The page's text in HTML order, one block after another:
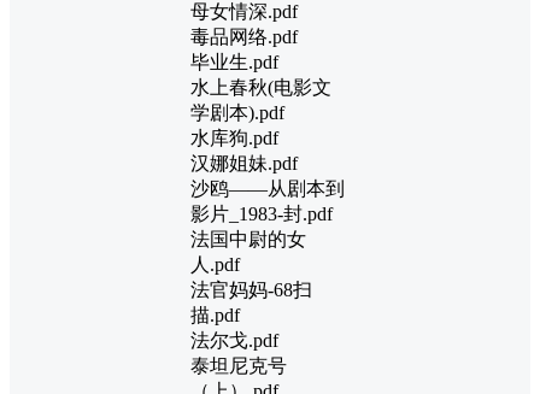
母女情深.pdf
毒品网络.pdf
毕业生.pdf
水上春秋(电影文
学剧本).pdf
水库狗.pdf
汉娜姐妹.pdf
沙鸥——从剧本到
影片_1983-封.pdf
法国中尉的女
人.pdf
法官妈妈-68扫
描.pdf
法尔戈.pdf
泰坦尼克号